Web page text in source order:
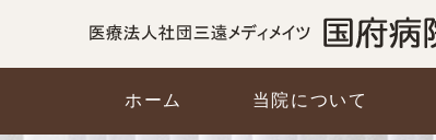
ホーム 当院について